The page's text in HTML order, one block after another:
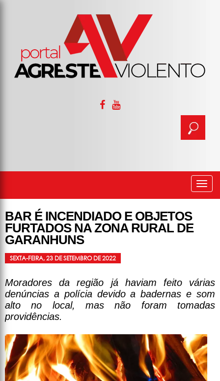
BAR É INCENDIADO E OBJETOS
FURTADOS NA ZONA RURAL DE
GARANHUNS
SEXTA-FEIRA, 23 DE SETEMBRO DE 2022
Moradores da região já haviam feito várias
denúncias a polícia devido a badernas e som
alto no local, mas não foram tomadas
providências.